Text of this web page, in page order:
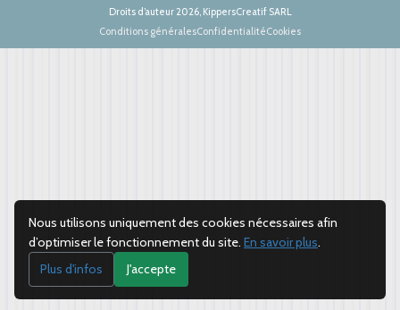
Droits d’auteur 2026, KippersCreatif SARL
Conditions généralesConfidentialitéCookies
Nous utilisons uniquement des cookies nécessaires afin
d’optimiser le fonctionnement du site. En savoir plus.
Plus d'infos
J'accepte